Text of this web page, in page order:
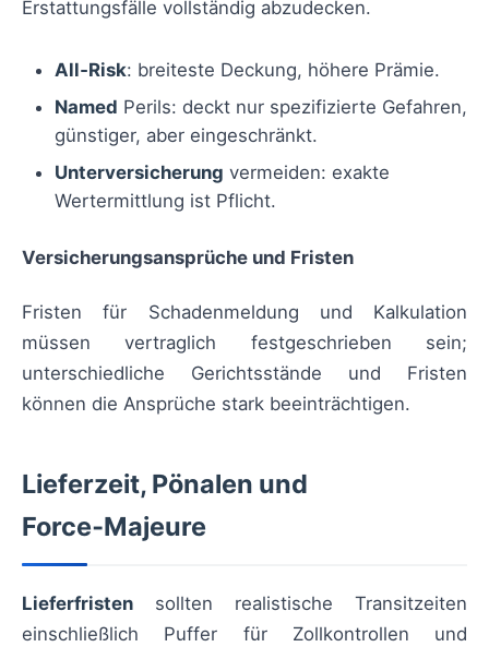
Erstattungsfälle vollständig abzudecken.
All‑Risk: breiteste Deckung, höhere Prämie.
Named Perils: deckt nur spezifizierte Gefahren,
günstiger, aber eingeschränkt.
Unterversicherung vermeiden: exakte
Wertermittlung ist Pflicht.
Versicherungsansprüche und Fristen
Fristen für Schadenmeldung und Kalkulation
müssen vertraglich festgeschrieben sein;
unterschiedliche Gerichtsstände und Fristen
können die Ansprüche stark beeinträchtigen.
Lieferzeit, Pönalen und
Force‑Majeure
Lieferfristen sollten realistische Transitzeiten
einschließlich Puffer für Zollkontrollen und